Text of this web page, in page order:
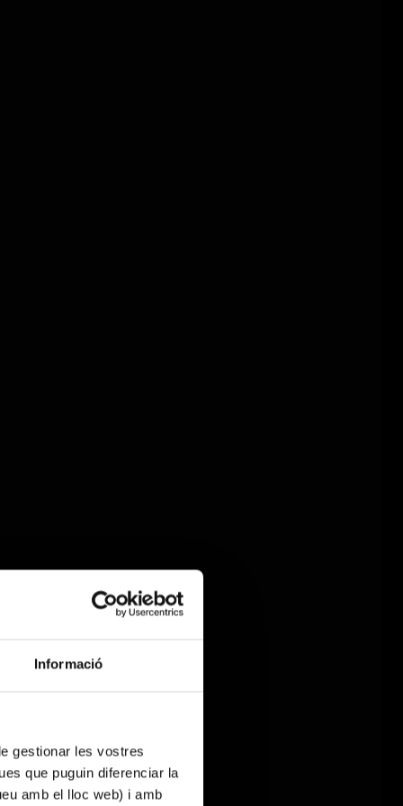
Informació
gestionar les vostres
que puguin diferenciar la
amb el lloc web) i amb